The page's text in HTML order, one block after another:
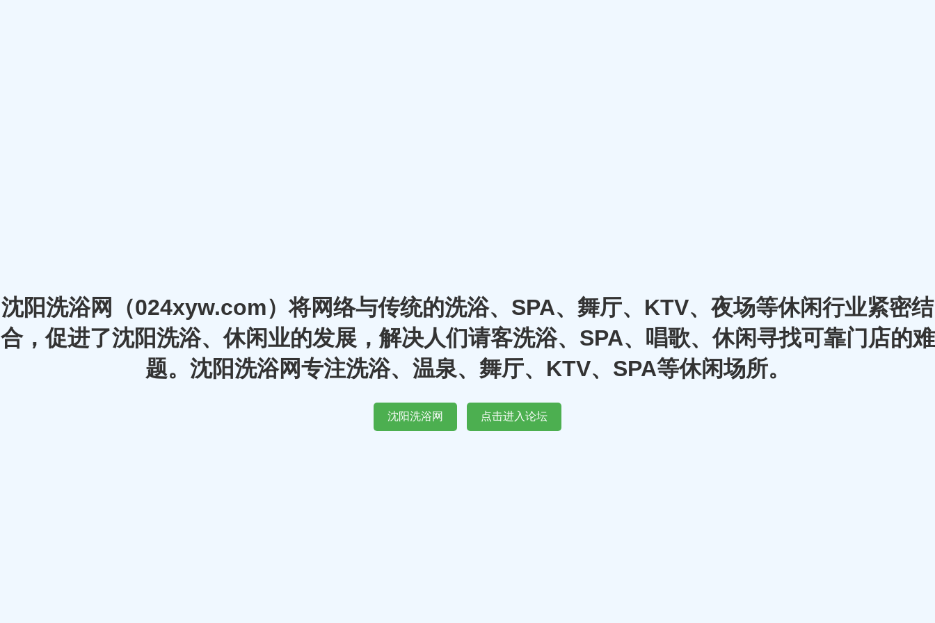
沈阳洗浴网（024xyw.com）将网络与传统的洗浴、SPA、舞厅、KTV、夜场等休闲行业紧密结
合，促进了沈阳洗浴、休闲业的发展，解决人们请客洗浴、SPA、唱歌、休闲寻找可靠门店的难
题。沈阳洗浴网专注洗浴、温泉、舞厅、KTV、SPA等休闲场所。
沈阳洗浴网 点击进入论坛